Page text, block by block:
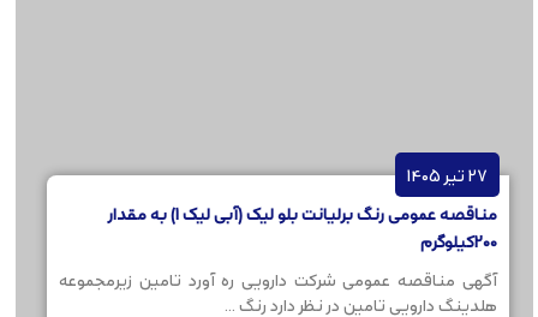
27 تیر 1405
مناقصه عمومی رنگ برلیانت بلو لیک (آبی لیک 1) به مقدار
200کیلوگرم
آگهی مناقصه عمومی شرکت دارویی ره آورد تامین زیرمجموعه
هلدینگ دارویی تامین در نظر دارد رنگ ...